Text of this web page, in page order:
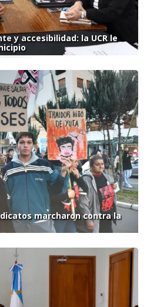
y accesibilidad: la UCR le
marcharon contra la